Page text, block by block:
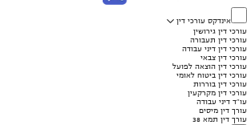
אינדקס עורכי דין
עורכי דין גירושין
עורכי דין תעבורה
עורכי דין דיני עבודה
עורכי דין צבאי
עורכי דין הוצאה לפועל
עורכי דין ביטוח לאומי
עורכי דין בוררות
עורכי דין מקרקעין
עו"ד דיני עבודה
עורך דין מיסים
עורך דין תמא 38